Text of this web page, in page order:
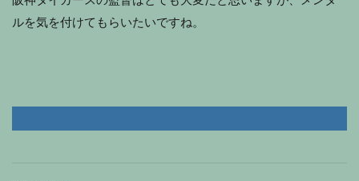
ルを気を付けてもらいたいですね。